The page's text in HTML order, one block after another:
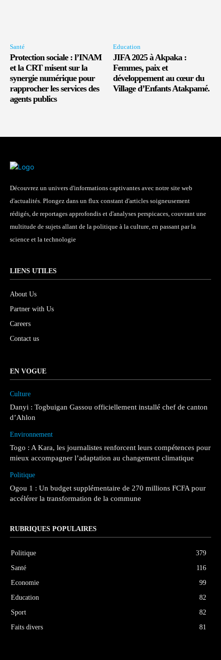
Santé
Protection sociale : l’INAM
et la CRT misent sur la
synergie numérique pour
rapprocher les services des
agents publics
Education
JIFA 2025 à Akpaka :
Femmes, paix et
développement au cœur du
Village d’Enfants Atakpamé.
Découvrez un univers d'informations captivantes avec notre site web
d'actualités. Plongez dans un flux constant d'articles soigneusement
rédigés, de reportages approfondis et d'analyses perspicaces, couvrant une
multitude de sujets allant de la politique à la culture, en passant par la
science et la technologie
LIENS UTILES
About Us
Partner with Us
Careers
Contact us
EN VOGUE
Culture
Danyi : Togbuigan Gassou officiellement installé chef de canton
d’Ahlon
Environnement
Togo : A Kara, les journalistes renforcent leurs compétences pour
mieux accompagner l’adaptation au changement climatique
Politique
Ogou 1 : Un budget supplémentaire de 270 millions FCFA pour
accélérer la transformation de la commune
RUBRIQUES POPULAIRES
Politique
379
Santé
116
Economie
99
Education
82
Sport
82
Faits divers
81